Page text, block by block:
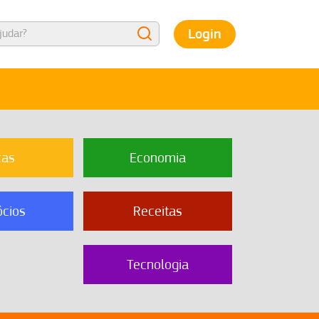
Login
Economia
Receitas
Tecnologia